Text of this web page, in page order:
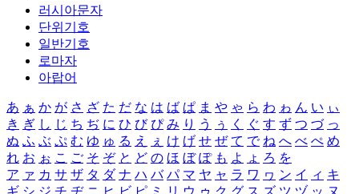
러시아문자
단위기호
일반기호
로마자
아랍어
あ ぁ か が さ ざ た だ な は ば ぱ ま や ゃ ら わ ゎ ん い ぃ
き ぎ し じ ち ぢ に ひ び ぴ み り う ぅ く ぐ す ず つ づ っ
ぬ ふ ぶ ぷ む ゆ ゅ る え ぇ け げ せ ぜ て で ね へ べ ぺ め
れ お ぉ こ ご そ ぞ と ど の ほ ぼ ぽ も よ ょ ろ を
ア ァ カ サ ザ タ ダ ナ ハ バ パ マ ヤ ャ ラ ワ ヮ ン イ ィ キ